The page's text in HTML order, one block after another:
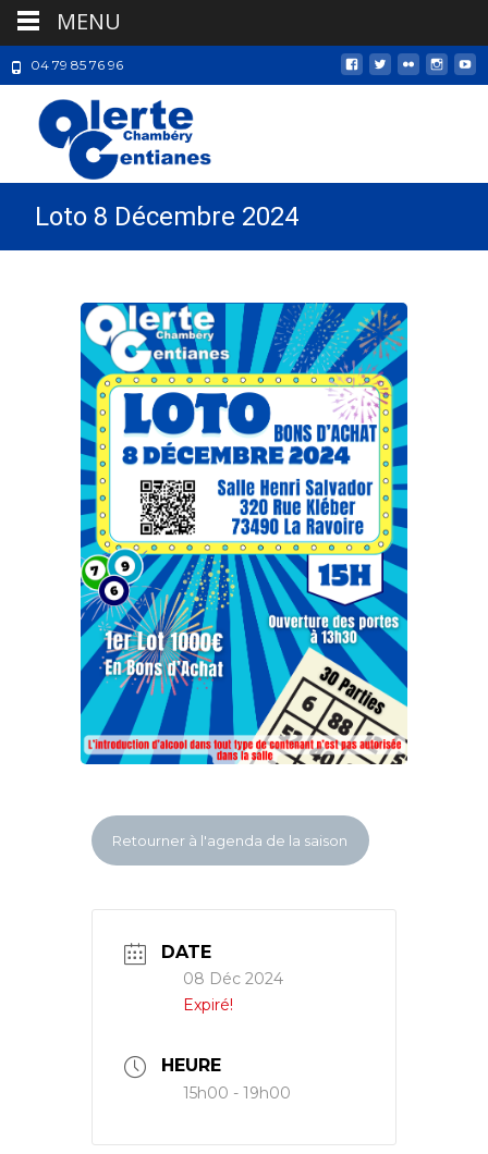
04 79 85 76 96
Loto 8 Décembre 2024
Retourner à l'agenda de la saison
DATE
08 Déc 2024
Expiré!
HEURE
15h00 - 19h00
MENU